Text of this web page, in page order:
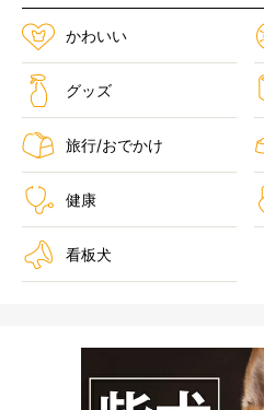
かわいい
グッズ
旅行/おでかけ
健康
看板犬